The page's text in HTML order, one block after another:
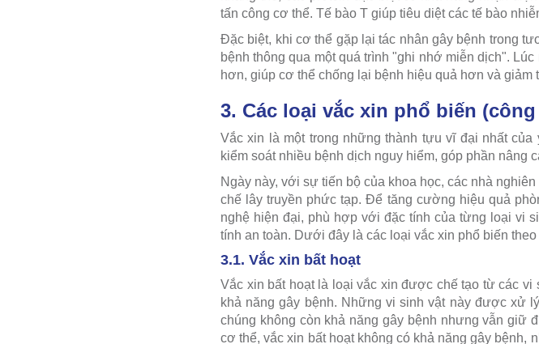
tấn công cơ thể. Tế bào T giúp tiêu diệt các tế bào
Đặc biệt, khi cơ thể gặp lại tác nhân gây bệnh trong
bệnh thông qua một quá trình "ghi nhớ miễn dịch".
hơn, giúp cơ thể chống lại bệnh hiệu quả hơn và giảm
3. Các loại vắc xin phổ biến
Vắc xin là một trong những thành tựu vĩ đại nhất
kiểm soát nhiều bệnh dịch nguy hiểm, góp phần
Ngày này, với sự tiến bộ của khoa học, các nhà
chế lây truyền phức tạp. Để tăng cường hiệu quả
nghệ hiện đại, phù hợp với đặc tính của từng loại vi
tính an toàn. Dưới đây là các loại vắc xin phổ biến
3.1. Vắc xin bất hoạt
Vắc xin bất hoạt là loại vắc xin được chế tạo từ các vi
khả năng gây bệnh. Những vi sinh vật này được xử
chúng không còn khả năng gây bệnh nhưng vẫn giữ
cơ thể, vắc xin bất hoạt không có khả năng gây bệnh,